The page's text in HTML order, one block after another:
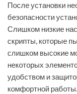
После установки
безопасности
Слишком низкие
скрипты, которые
слишком высокие
некоторых
удобством и
комфортной